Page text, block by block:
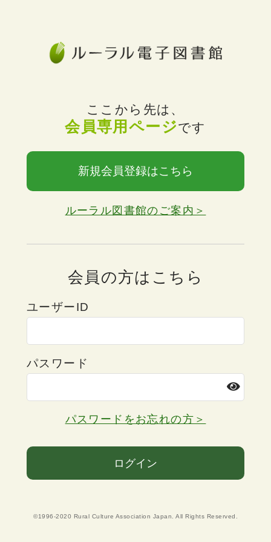
ここから先は、
会員専用ページです
新規会員登録はこちら
ルーラル図書館のご案内＞
会員の方はこちら
ユーザーID
パスワード
パスワードをお忘れの方＞
ログイン
©1996-2020 Rural Culture Association Japan. All Rights Reserved.